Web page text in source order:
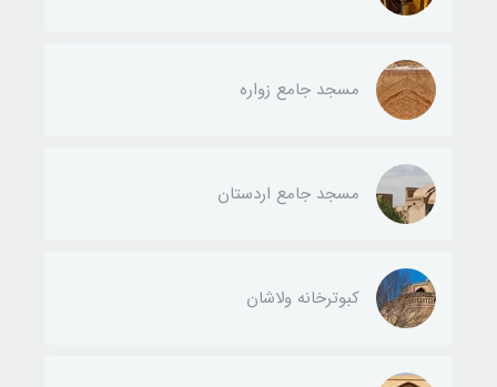
مسجد جامع زواره
مسجد جامع اردستان
کبوترخانه ولاشان